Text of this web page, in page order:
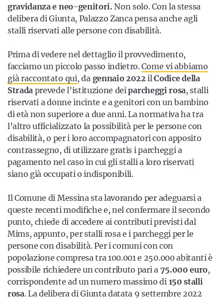
gravidanza e neo-genitori. Non solo. Con la stessa
delibera di Giunta, Palazzo Zanca pensa anche agli
stalli riservati alle persone con disabilità.
Prima di vedere nel dettaglio il provvedimento,
facciamo un piccolo passo indietro.Come vi abbiamo
già raccontato qui, da gennaio 2022ilCodice della
Strada prevede l’istituzione deiparcheggi rosa, stalli
riservati a donne incinte e a genitori con un bambino
di età non superiore a due anni. La normativa ha tra
l’altro ufficializzato la possibilità per le persone con
disabilità, o per i loro accompagnatori con apposito
contrassegno, di utilizzare gratis i parcheggi a
pagamento nel caso in cui gli stalli a loro riservati
siano già occupati o indisponibili.
Il Comune di Messina sta lavorando per adeguarsi a
queste recenti modifiche e, nel confermare il secondo
punto, chiede di accedere ai contributi previsti dal
Mims, appunto, per stalli rosa e i parcheggi per le
persone con disabilità. Per i comuni con con
popolazione compresa tra 100.001 e 250.000 abitanti è
possibile richiedere un contributo pari a 75.000 euro,
corrispondente ad un numero massimo di 150 stalli
rosa. La delibera di Giunta datata 9 settembre 2022